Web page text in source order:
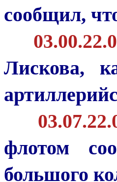
сообщил,
Лискова,
флотом
большого